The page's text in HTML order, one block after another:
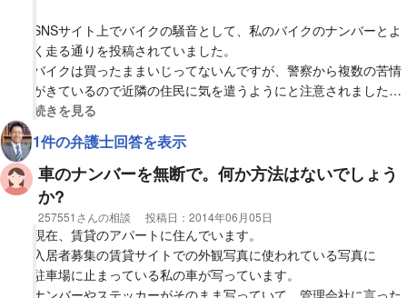
SNSサイト上でバイクの騒音として、私のバイクのナンバーとよ
く走る通りを投稿されていました。
バイクは買ったままいじってないんですが、警察から複数の苦情
がきているので近隣の住民に気を遣うようにと注意されました。
また運輸局？ からハガキも来ています。マンションの前にバイク
ですが、マフラーは純正品だと言い返しました。そのときに運輸
局に連絡するとナンバーを撮られたんですが（私も許可しまし
た）、SNSサイトに投稿したのもこの人じゃないかと思ってま
す。
SNSサイトで公開されるまでは、こんなことはなかったので、少
し腹が立っています。バイクのナンバーを勝手に公開するのは個
人情報保護法に違反するのではと思い、個人情報保護委員会
視覚的に省略された相談全文の
続きを見る
1件の弁護士回答を表示
車のナンバーを無断で。何か方法はないでしょう
か?
相談者
257551さんの相談 投稿日： 2014年06月05日
現在、賃貸のアパートに住んでいます。
入居者募集の賃貸サイトでの外観写真に使われている写真に
駐車場に止まっている私の車が写っています。